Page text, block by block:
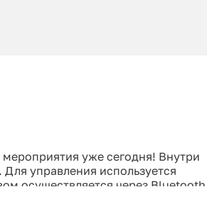
уже сегодня! Внутри
управления используется
осуществляется через Bluetooth
гонки, соревновательные